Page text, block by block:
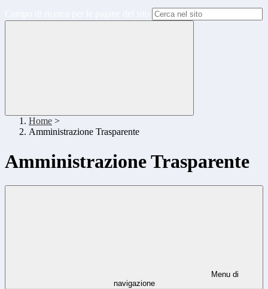
Home >
Amministrazione Trasparente
Amministrazione Trasparente
Menu di
navigazione